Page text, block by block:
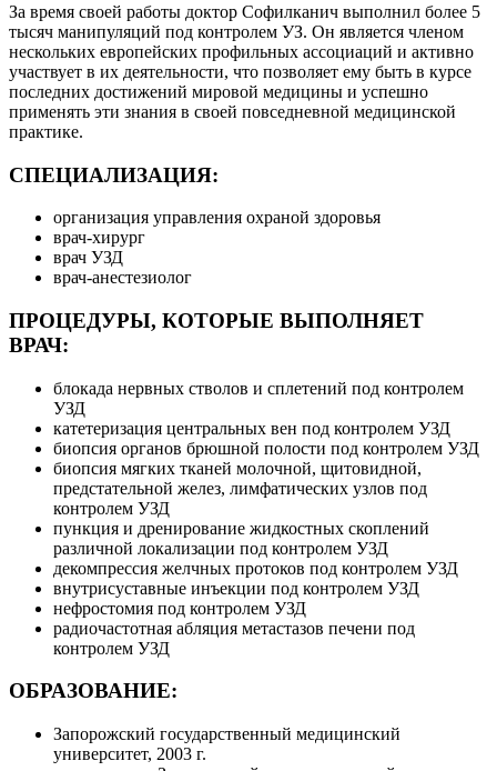
За время своей работы доктор Софилканич выполнил более 5
тысяч манипуляций под контролем УЗ. Он является членом
нескольких европейских профильных ассоциаций и активно
участвует в их деятельности, что позволяет ему быть в курсе
последних достижений мировой медицины и успешно
применять эти знания в своей повседневной медицинской
практике.
СПЕЦИАЛИЗАЦИЯ:
организация управления охраной здоровья
врач-хирург
врач УЗД
врач-анестезиолог
ПРОЦЕДУРЫ, КОТОРЫЕ ВЫПОЛНЯЕТ
ВРАЧ:
блокада нервных стволов и сплетений под контролем
УЗД
катетеризация центральных вен под контролем УЗД
биопсия органов брюшной полости под контролем УЗД
биопсия мягких тканей молочной, щитовидной,
предстательной желез, лимфатических узлов под
контролем УЗД
пункция и дренирование жидкостных скоплений
различной локализации под контролем УЗД
декомпрессия желчных протоков под контролем УЗД
внутрисуставные инъекции под контролем УЗД
нефростомия под контролем УЗД
радиочастотная абляция метастазов печени под
контролем УЗД
ОБРАЗОВАНИЕ:
Запорожский государственный медицинский
университет, 2003 г.